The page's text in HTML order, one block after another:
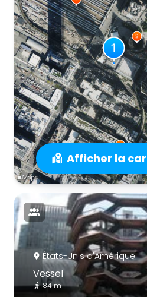
Afficher la
États-Unis d'Amérique
Vessel
84 m